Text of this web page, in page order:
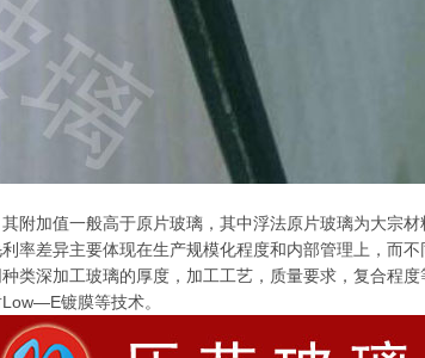
附加值一般高于原片玻璃，其中浮法原片玻璃为大宗
率差异主要体现在生产规模化程度和内部管理上，而
类深加工玻璃的厚度，加工工艺，质量要求，复合程
镀膜等技术。